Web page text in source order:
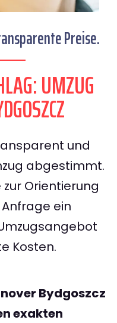
Preise.
UMZUG
und
abgestimmt.
Orientierung
ein
Kosten.
Bydgoszcz
exakten